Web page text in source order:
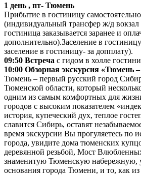
1 день , пт- Тюмень
Прибытие в гостиницу
(индивидуальный трансфер ж/д вокзал
гостиница заказывается заранее и
дополнительно).Заселение в
заселение в гостиницу- за допплату).
09:50 Встреча с гидом в холле
10:00 Обзорная экскурсия «Тюмень
Тюмень – первый русский город
Тюменской области, который
одним из самым комфортных для
городов с высоким показателем
история, купеческий дух, теплое
славится Сибирь, оставят
время экскурсии Вы прогуляетесь по
города, увидите дома тюменских
деревянной резьбой, Мост
знаменитую Тюменскую набережную,
основания города Тюмени, и то, как